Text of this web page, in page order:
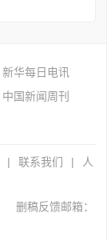
新华每日电讯
中国新闻周刊
| 联系我们 |
人
删稿反馈邮箱：